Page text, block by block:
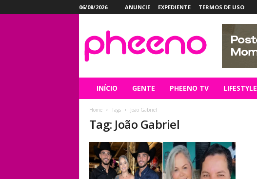
06/08/2026 ANUNCIE EXPEDIENTE TERMOS DE USO
INÍCIO GENTE PHEENO TV LIFESTYLE
Home Tags João Gabriel
Tag: João Gabriel